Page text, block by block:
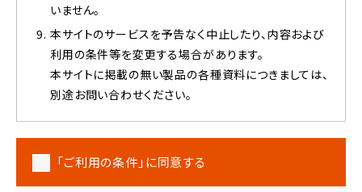
いません。
本サイトのサービスを予告なく中止したり、内容および
利用の条件等を変更する場合があります。
本サイトに掲載の無い製品の各種資料につきましては、
別途お問い合わせください。
「ご利用の条件」に同意する